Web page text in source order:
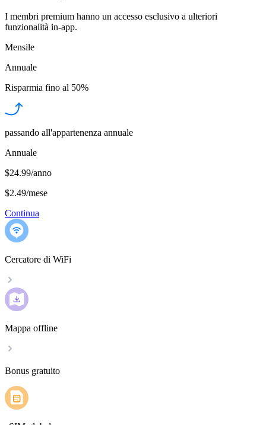
I membri premium hanno un accesso esclusivo a ulteriori
funzionalità in-app.
Mensile
Annuale
Risparmia fino al 50%
passando all'appartenenza annuale
Annuale
$24.99/anno
$2.49/mese
Continua
Cercatore di WiFi
Mappa offline
Bonus gratuito